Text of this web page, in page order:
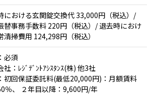
における玄関錠交換代 33,000円（税込）/
替事務手数料 220円（税込）/ 退去時におけ
清掃費用 124,298円（税込）
必須
社：ﾚｼﾞﾃﾞﾝﾄｱｼｽﾀﾝｽ(株) 他3社
初回保証委託料(最低20,000円)：月額賃料
％、 ２年目以降：9,600円/年